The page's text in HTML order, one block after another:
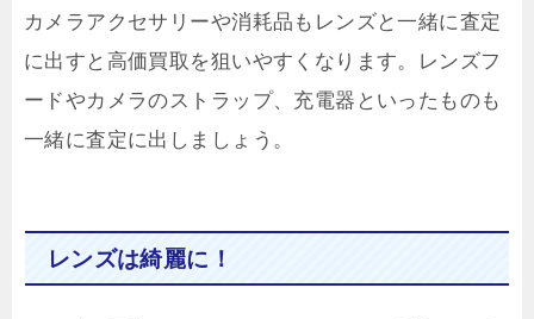
カメラアクセサリーや消耗品もレンズと一緒に査定
に出すと高価買取を狙いやすくなります。レンズフ
ードやカメラのストラップ、充電器といったものも
一緒に査定に出しましょう。
レンズは綺麗に！